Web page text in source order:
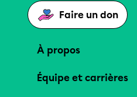
Faire un don
À propos
Équipe et carrières